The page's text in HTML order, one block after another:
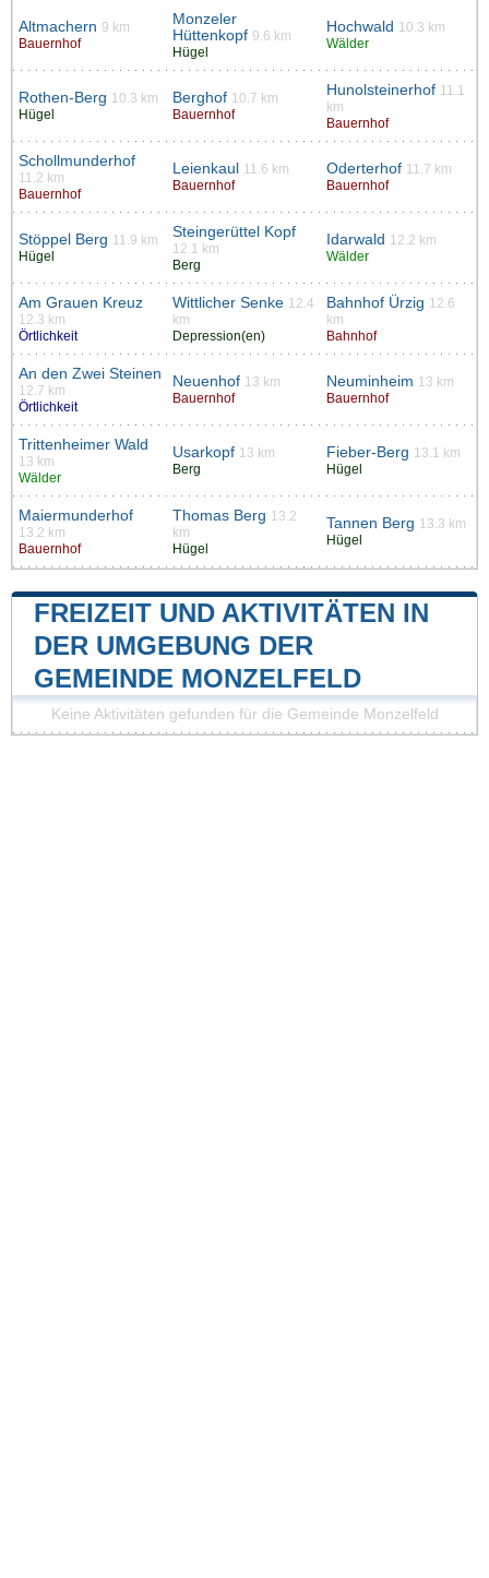
Altmachern 9 km
Bauernhof
Monzeler
Hüttenkopf 9.6 km
Hügel
Hochwald 10.3 km
Wälder
Rothen-Berg 10.3 km
Hügel
Berghof 10.7 km
Bauernhof
Hunolsteinerhof 11.1
km
Bauernhof
Schollmunderhof
11.2 km
Bauernhof
Leienkaul 11.6 km
Bauernhof
Oderterhof 11.7 km
Bauernhof
Stöppel Berg 11.9 km
Hügel
Steingerüttel Kopf
12.1 km
Berg
Idarwald 12.2 km
Wälder
Am Grauen Kreuz
12.3 km
Örtlichkeit
Wittlicher Senke 12.4
km
Depression(en)
Bahnhof Ürzig 12.6
km
Bahnhof
An den Zwei Steinen
12.7 km
Örtlichkeit
Neuenhof 13 km
Bauernhof
Neuminheim 13 km
Bauernhof
Trittenheimer Wald
13 km
Wälder
Usarkopf 13 km
Berg
Fieber-Berg 13.1 km
Hügel
Maiermunderhof
13.2 km
Bauernhof
Thomas Berg 13.2
km
Hügel
Tannen Berg 13.3 km
Hügel
FREIZEIT UND AKTIVITÄTEN IN
DER UMGEBUNG DER
GEMEINDE MONZELFELD
Keine Aktivitäten gefunden für die Gemeinde Monzelfeld